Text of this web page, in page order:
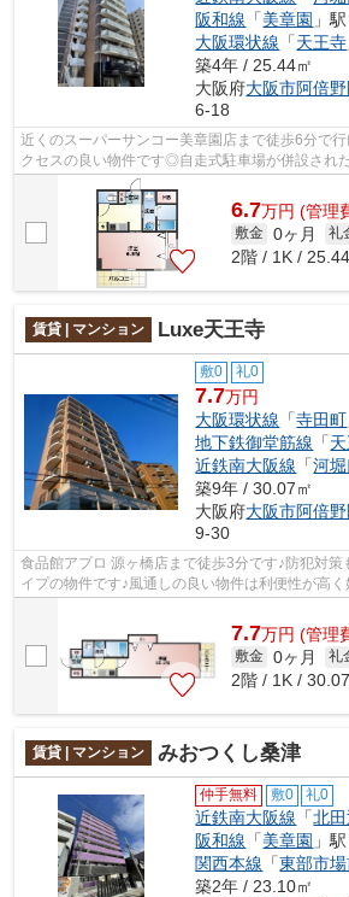
阪和線 「美章園 」
大阪環状線 「天王寺
築4年 / 25.44㎡
大阪府大阪市阿倍
6-18
近くのスーパーサンコー美章園店まで徒歩6分で
クセスの良い物件です◎自走式駐車場が併設され
地内ごみ置き場・エレベータなどが揃って...
6.7万円 (管理
敷金 0ヶ月 礼
2階 / 1K /
賃貸 | マンション Luxe天王寺
敷0 礼0
7.7万円
大阪環状線 「寺田町
地下鉄御堂筋線 「
近鉄南大阪線 「河堀
築9年 / 30.07㎡
大阪府大阪市阿倍
9-30
食品館アプロ 源ヶ橋店まで徒歩3分です♪防犯対策
イプの物件です♪風通しの良い物件は利便性が高
7.7万円 (管理
敷金 0ヶ月 礼
2階 / 1K /
賃貸 | マンション みおつくし桑津
仲手無料 敷0 礼0
近鉄南大阪線 「北田
阪和線 「美章園 」
関西本線 「東部市
築2年 / 23.10㎡